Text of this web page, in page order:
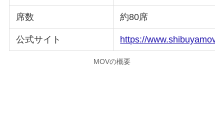
席数 約80席
公式サイト https://
MOVの概要